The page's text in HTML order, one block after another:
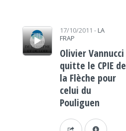
Lecteur audio 17/10/2011 - LA
FRAP
Olivier Vannucci
quitte le CPIE de
la Flèche pour
celui du
Pouliguen